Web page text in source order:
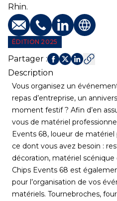
Rhin.
E-mailTéléphoneProfil LinkedIn
Site web
ÉDITION 2025
Partager :
Description
Vous organisez un
repas d’entreprise, un
moment festif ? Afin d’en
vous de matériel
Events 68, loueur de
ce dont vous avez besoin :
décoration, matériel
Chips Events 68 est
pour l’organisation de vos
matériels. Tournebroches,